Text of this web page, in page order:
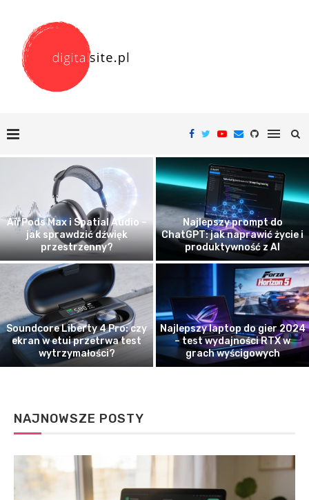
AirPods Max i Spatial Audio –
jak sprawdzić dźwięk
przestrzenny?
Najlepszy prompt do
ChatGPT: jak naprawić życie i
produktywność z AI
Soundcore Liberty 4 Pro: czy
ekran w etui przetrwa test
wytrzymałości?
Najlepszy laptop do gier 2024
– test wydajności RTX w
grach wyścigowych
NAJNOWSZE POSTY